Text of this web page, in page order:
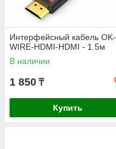
Интерфейсный кабель OK-
WIRE-HDMI-HDMI - 1.5м
В наличии
1 850 ₸
Купить